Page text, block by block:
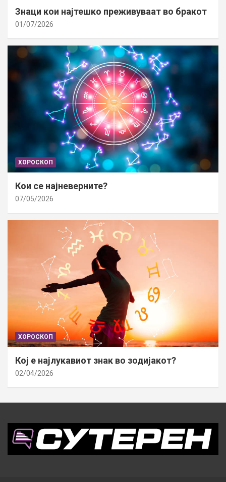
Знаци кои најтешко преживуваат во бракот
01/07/2026
ХОРОСКОП
Кои се најневерните?
07/05/2026
ХОРОСКОП
Кој е најлукавиот знак во зодијакот?
02/04/2026